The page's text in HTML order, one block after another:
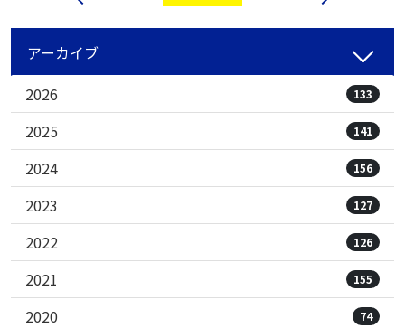
アーカイブ
2026
133
2025 141
2024 156
2023 127
2022 126
2021 155
2020 74